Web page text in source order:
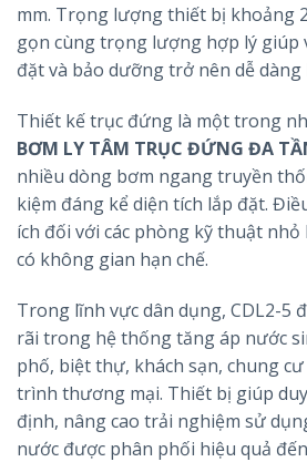
mm. Trọng lượng thiết bị khoảng
gọn cùng trọng lượng hợp lý giúp
đặt và bảo dưỡng trở nên dễ dàng
Thiết kế trục đứng là một trong
BƠM LY TÂM TRỤC ĐỨNG ĐA
nhiều dòng bơm ngang truyền
kiệm đáng kể diện tích lắp đặt.
ích đối với các phòng kỹ thuật nhỏ
có không gian hạn chế.
Trong lĩnh vực dân dụng, CDL2-5
rãi trong hệ thống tăng áp nước
phố, biệt thự, khách sạn, chung cư
trình thương mại. Thiết bị giúp
định, nâng cao trải nghiệm sử
nước được phân phối hiệu quả